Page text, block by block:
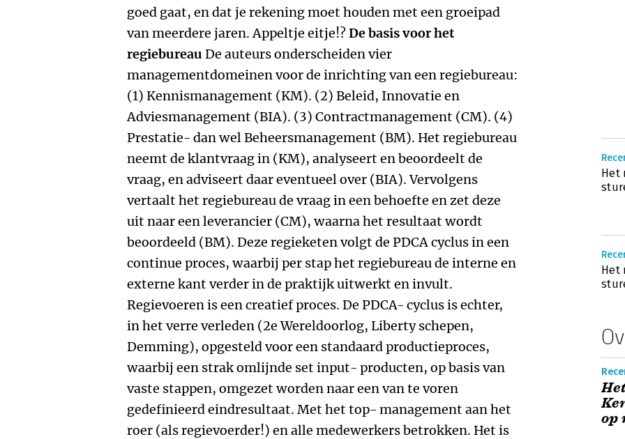
goed gaat, en dat je rekening moet houden met een groeipad
van meerdere jaren. Appeltje eitje!?De basis voor het
regiebureau De auteurs onderscheiden vier
managementdomeinen voor de inrichting van een regiebureau:
(1) Kennismanagement (KM). (2) Beleid, Innovatie en
Adviesmanagement (BIA). (3) Contractmanagement (CM). (4)
Prestatie-­ dan wel Beheersmanagement (BM). Het regiebureau
neemt de klantvraag in (KM), analyseert en beoordeelt de
vraag, en adviseert daar eventueel over (BIA). Vervolgens
vertaalt het regiebureau de vraag in een behoefte en zet deze
uit naar een leverancier (CM), waarna het resultaat wordt
beoordeeld (BM). Deze regieketen volgt de PDCA cyclus in een
continue proces, waarbij per stap het regiebureau de interne en
externe kant verder in de praktijk uitwerkt en invult.
Regievoeren is een creatief proces. De PDCA-­ cyclus is echter,
in het verre verleden (2e Wereldoorlog, Liberty schepen,
Demming), opgesteld voor een standaard productieproces,
waarbij een strak omlijnde set input-­ producten, op basis van
vaste stappen, omgezet worden naar een van te voren
gedefinieerd eindresultaat. Met het top-­ management aan het
roer (als regievoerder!) en alle medewerkers betrokken. Het is
Het
Het
op